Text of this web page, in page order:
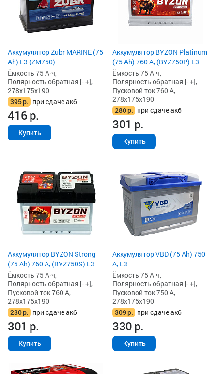
Аккумулятор Zubr MARINE (75
Ah) L3 (ZM750)
Ёмкость 75 А·ч,
Полярность обратная [- +],
278x175x190
395р. при сдаче акб
416р.
Купить
Аккумулятор BYZON Platinum
(75 Ah) 760 А, (BYZ750P) L3
Ёмкость 75 А·ч,
Полярность обратная [- +],
Пусковой ток 760 А,
278x175x190
280р. при сдаче акб
301 р.
Купить
Аккумулятор BYZON Strong
(75 Ah) 760 А, (BYZ750S) L3
Ёмкость 75 А·ч,
Полярность обратная [- +],
Пусковой ток 760 А,
278x175x190
280р. при сдаче акб
301 р.
Купить
Аккумулятор VBD (75 Ah) 750
А, L3
Ёмкость 75 А·ч,
Полярность обратная [- +],
Пусковой ток 750 А,
278x175x190
309р. при сдаче акб
330р.
Купить